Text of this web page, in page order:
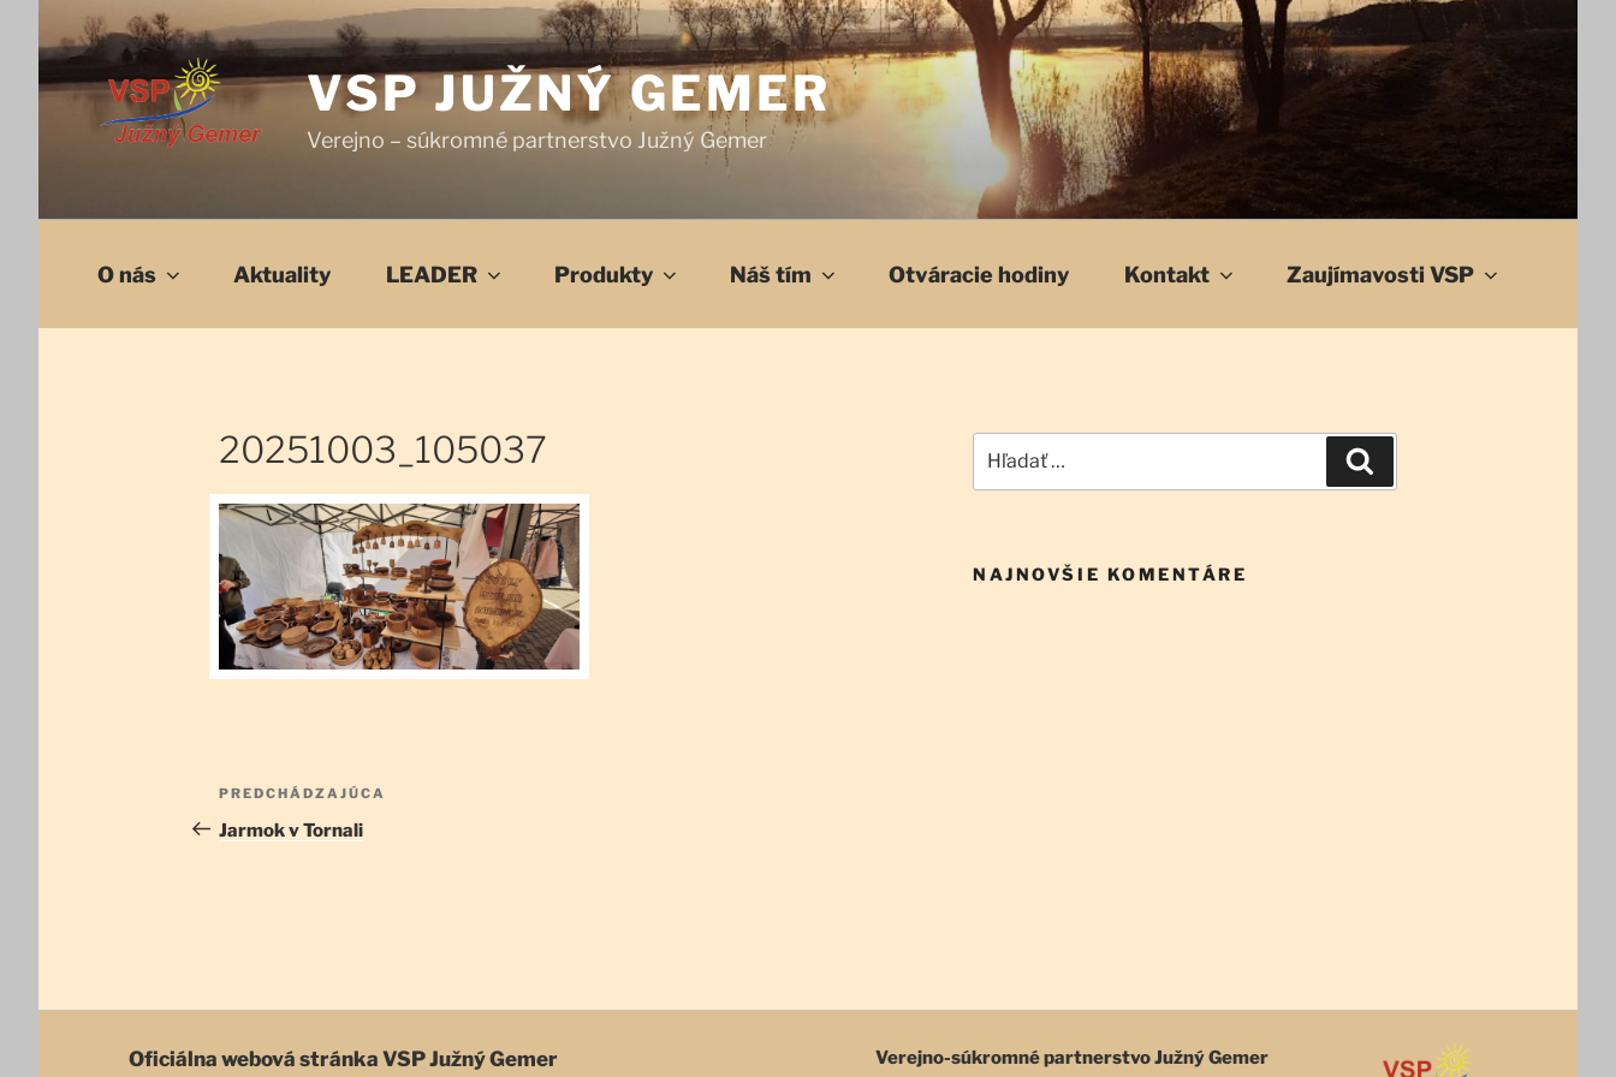
Prejsť
na
VSP JUŽNÝ GEMER
Verejno – súkromné partnerstvo Južný Gemer
O nás Aktuality LEADER Produkty Náš tím Otváracie hodiny Kontakt Zaujímavosti VSP
20251003_105037
Navigácia
v
Predchádzajúci
článok
PREDCHÁDZAJÚCA
Jarmok v Tornali
NAJNOVŠIE KOMENTÁRE
Oficiálna webová stránkaVSP Južný Gemer
Verejno-súkromné partnerstvo Južný Gemer